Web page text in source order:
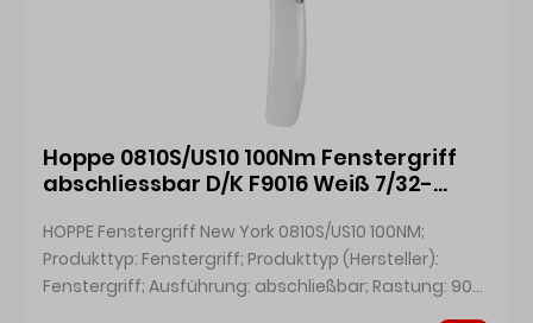
Hoppe 0810S/US10 100Nm Fenstergriff
abschliessbar D/K F9016 Weiß 7/32-
York 10764240
HOPPE Fenstergriff New York 0810S/US10 100NM;
Produkttyp: Fenstergriff; Produkttyp (Hersteller):
Fenstergriff; Ausführung: abschließbar; Rastung: 90°;
Stütznocken: mit Stütznocken; Verriegelungsart: mit